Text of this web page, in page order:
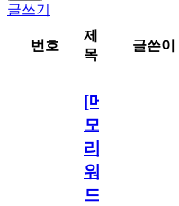
글쓰기
번호
제
목
글쓴이
[메
모
리
워
드